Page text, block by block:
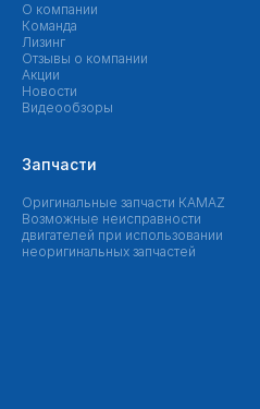
О компании
Команда
Лизинг
Отзывы о компании
Акции
Новости
Видеообзоры
Запчасти
Оригинальные запчасти КAMAZ
Возможные неисправности
двигателей при использовании
неоригинальных запчастей